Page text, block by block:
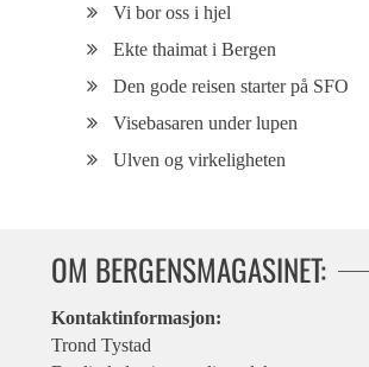
Vi bor oss i hjel
Ekte thaimat i Bergen
Den gode reisen starter på SFO
Visebasaren under lupen
Ulven og virkeligheten
OM BERGENSMAGASINET:
Kontaktinformasjon:
Trond Tystad